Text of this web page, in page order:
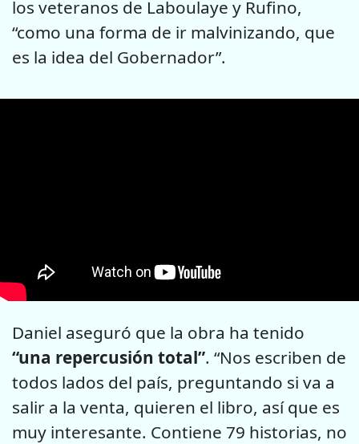
los veteranos de Laboulaye y Rufino,
“como una forma de ir malvinizando, que
es la idea del Gobernador”.
Daniel aseguró que la obra ha tenido
“una repercusión total”. “Nos escriben de
todos lados del país, preguntando si va a
salir a la venta, quieren el libro, así que es
muy interesante. Contiene 79 historias, no